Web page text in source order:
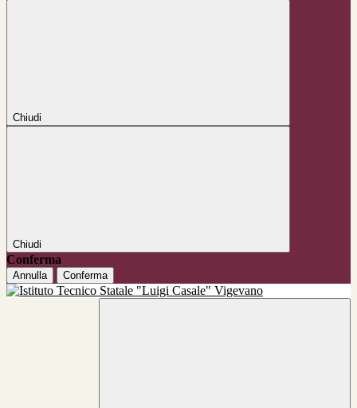
Chiudi
Chiudi
Conferma
Annulla Conferma